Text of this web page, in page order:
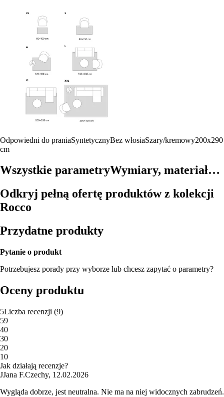
Odpowiedni do praniaSyntetycznyBez włosiaSzary/kremowy200x290
cm
Wszystkie parametryWymiary, materiał…
Odkryj pełną ofertę produktów z kolekcji
Rocco
Przydatne produkty
Pytanie o produkt
Potrzebujesz porady przy wyborze lub chcesz zapytać o parametry?
Oceny produktu
5Liczba recenzji (9)
59
40
30
20
10
Jak działają recenzje?
JJana F.Czechy, 12.02.2026
Wygląda dobrze, jest neutralna. Nie ma na niej widocznych zabrudzeń.